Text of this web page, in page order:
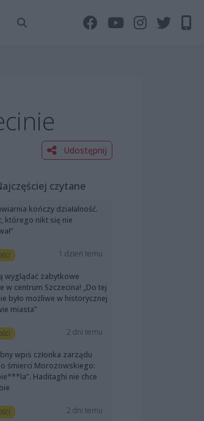
Udostępnij
czytane
kończy działalność.
którego nikt się nie
1 dzień temu
wyglądać zabytkowe
w centrum Szczecina! „Do tej
było możliwe w historycznej
miasta”
2 dni temu
wpis członka zarządu
śmierci Morozowskiego:
Haditaghi nie chce
2 dni temu